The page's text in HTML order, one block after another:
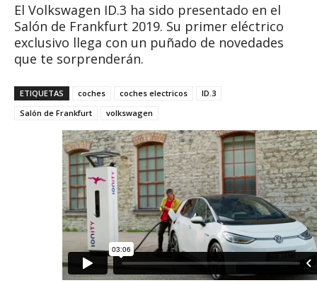
El Volkswagen ID.3 ha sido presentado en el
Salón de Frankfurt 2019. Su primer eléctrico
exclusivo llega con un puñado de novedades
que te sorprenderán.
ETIQUETAS coches coches electricos
ID.3
Salón de Frankfurt
volkswagen